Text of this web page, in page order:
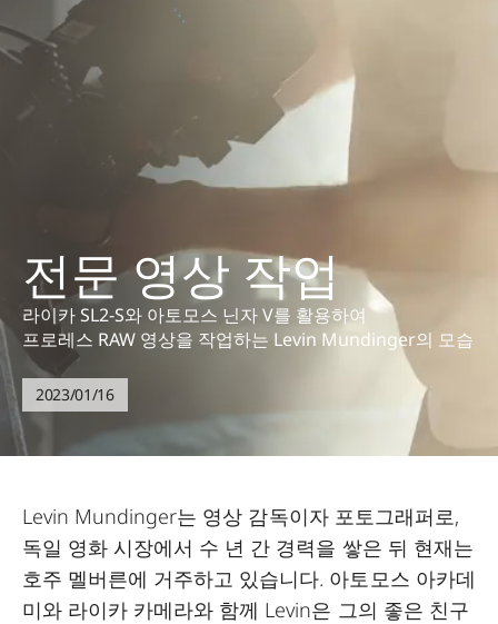
전문 영상 작업
라이카 SL2-S와 아토모스 닌자 V를 활용하여
프로레스 RAW 영상을 작업하는 Levin Mundinger의 모습
2023/01/16
Levin Mundinger는 영상 감독이자 포토그래퍼로,
독일 영화 시장에서 수 년 간 경력을 쌓은 뒤 현재는
호주 멜버른에 거주하고 있습니다. 아토모스 아카데
미와 라이카 카메라와 함께 Levin은 그의 좋은 친구